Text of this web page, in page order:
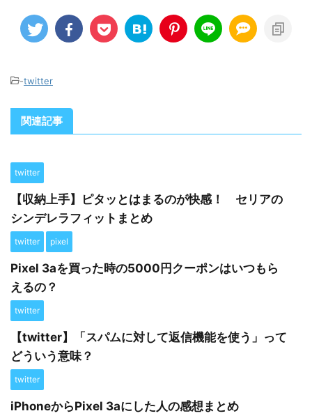
-twitter
関連記事
twitter
【収納上手】ピタッとはまるのが快感！ セリアの
シンデレラフィットまとめ
twitter pixel
Pixel 3aを買った時の5000円クーポンはいつもら
えるの？
twitter
【twitter】「スパムに対して返信機能を使う」って
どういう意味？
twitter
iPhoneからPixel 3aにした人の感想まとめ